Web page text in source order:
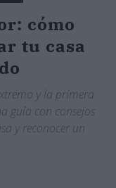
cómo
tu casa
y la primera
guía con consejos
y reconocer un